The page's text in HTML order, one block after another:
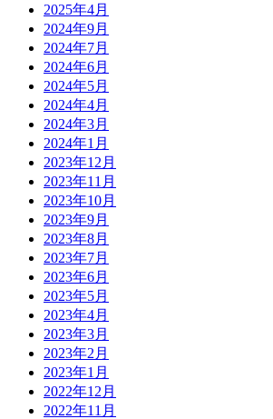
2025年4月
2024年9月
2024年7月
2024年6月
2024年5月
2024年4月
2024年3月
2024年1月
2023年12月
2023年11月
2023年10月
2023年9月
2023年8月
2023年7月
2023年6月
2023年5月
2023年4月
2023年3月
2023年2月
2023年1月
2022年12月
2022年11月